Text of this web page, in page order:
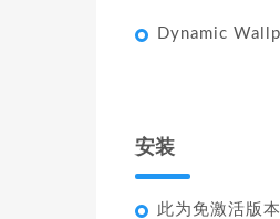
Dynamic
安装
此为免激活版